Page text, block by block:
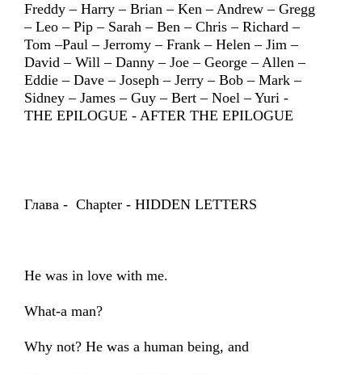
Freddy – Harry – Brian – Ken – Andrew – Gregg
– Leo – Pip – Sarah – Ben – Chris – Richard –
Tom –Paul – Jerromy – Frank – Helen – Jim –
David – Will – Danny – Joe – George – Allen –
Eddie – Dave – Joseph – Jerry – Bob – Mark –
Sidney – James – Guy – Bert – Noel – Yuri -
THE EPILOGUE - AFTER THE EPILOGUE
Глава - Chapter - HIDDEN LETTERS
He was in love with me.
What-a man?
Why not? He was a human being, and